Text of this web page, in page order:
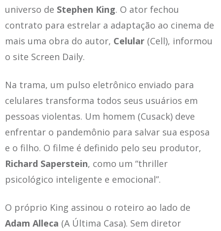
universo de Stephen King. O ator fechou
contrato para estrelar a adaptação ao cinema de
mais uma obra do autor, Celular (Cell), informou
o site Screen Daily.
Na trama, um pulso eletrônico enviado para
celulares transforma todos seus usuários em
pessoas violentas. Um homem (Cusack) deve
enfrentar o pandemônio para salvar sua esposa
e o filho. O filme é definido pelo seu produtor,
Richard Saperstein, como um “thriller
psicológico inteligente e emocional”.
O próprio King assinou o roteiro ao lado de
Adam Alleca (A Última Casa). Sem diretor